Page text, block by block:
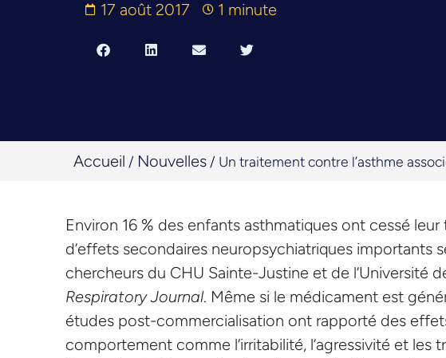
17 août 2017 1 minute
Accueil / Nouvelles / Un traitement contre l’asthme
Environ 16 % des enfants asthmatiques ont cessé
d’effets secondaires neuropsychiatriques importants
chercheurs du CHU Sainte-Justine et de l’Université
Respiratory Journal. Même si le médicament est
études post-commercialisation ont rapporté des
comportement comme l’irritabilité, l’agressivité et